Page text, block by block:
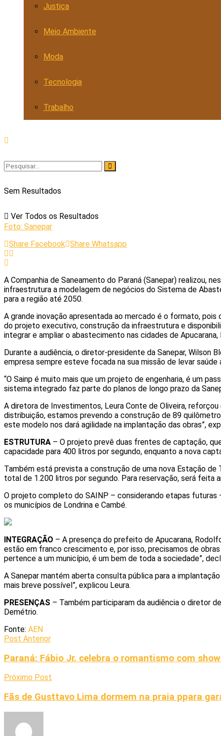
Justiça
Meio Ambiente
Moda
Tecnologia
Trabalho
Sem Resultados
Ver Todos os Resultados
Foto: Sanepar
Share Facebook Share Whatsapp
A Companhia de Saneamento do Paraná (Sanepar) realizou,
infraestrutura a modelagem de negócios do Sistema de
para a região até 2050.
A grande inovação apresentada ao mercado é o formato,
do projeto executivo, construção da infraestrutura e
integrar e ampliar o abastecimento nas cidades de Apucarana,
Durante a audiência, o diretor-presidente da Sanepar, Wilson
empresa sempre esteve focada na sua missão de levar saúde
“O Sainp é muito mais que um projeto de engenharia, é um
sistema integrado faz parte do planos de longo prazo da
A diretora de Investimentos, Leura Conte de Oliveira,
distribuição, estamos prevendo a construção de 89
este modelo nos dará agilidade na implantação das obras”,
ESTRUTURA – O projeto prevê duas frentes de captação,
capacidade para 400 litros por segundo, enquanto a nova
Também está prevista a construção de uma nova Estação de
total de 1.200 litros por segundo. Para reservação, será feita
O projeto completo do SAINP – considerando etapas futuras
os municípios de Londrina e Cambé.
INTEGRAÇÃO – A presença do prefeito de Apucarana,
estão em franco crescimento e, por isso, precisamos de
pertence a um município, é um bem de toda a sociedade”,
A Sanepar mantém aberta consulta pública para a
mais breve possível”, explicou Leura.
PRESENÇAS – Também participaram da audiência o diretor
Demétrio.
Fonte: AEN
Post Anterior
Paraná: Fábio Jr. celebra o romantismo com
Próximo Post
Fãs de Gusttavo Lima dormem na praia ppara